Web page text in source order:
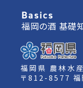
Basics
福岡の酒 基礎
福岡県 農林水
〒812-8577 福